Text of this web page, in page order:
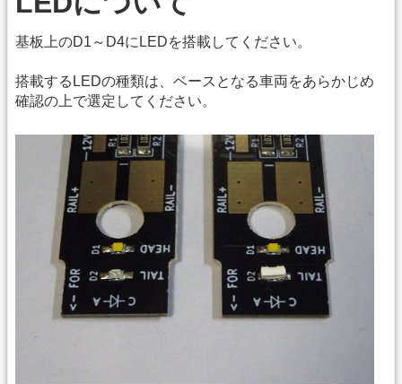
基板上のD1～D4にLEDを搭載してください。
搭載するLEDの種類は、ベースとなる車両をあらかじめ
確認の上で選定してください。